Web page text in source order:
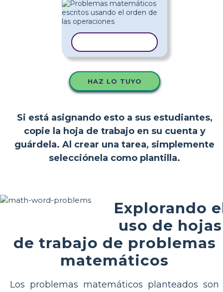
HAZ LO TUYO
Si está asignando esto a sus estudiantes,
copie la hoja de trabajo en su cuenta y
guárdela. Al crear una tarea, simplemente
selecciónela como plantilla.
Explorando
uso de hojas
de trabajo de problemas
matemáticos
Los problemas matemáticos planteados son